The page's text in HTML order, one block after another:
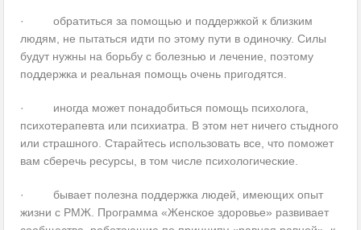
· обратиться за помощью и поддержкой к близким
людям, не пытаться идти по этому пути в одиночку. Силы
будут нужны на борьбу с болезнью и лечение, поэтому
поддержка и реальная помощь очень пригодятся.
· иногда может понадобиться помощь психолога,
психотерапевта или психиатра. В этом нет ничего стыдного
или страшного. Старайтесь использовать все, что поможет
вам сберечь ресурсы, в том числе психологические.
· бывает полезна поддержка людей, имеющих опыт
жизни с РМЖ. Программа «Женское здоровье» развивает